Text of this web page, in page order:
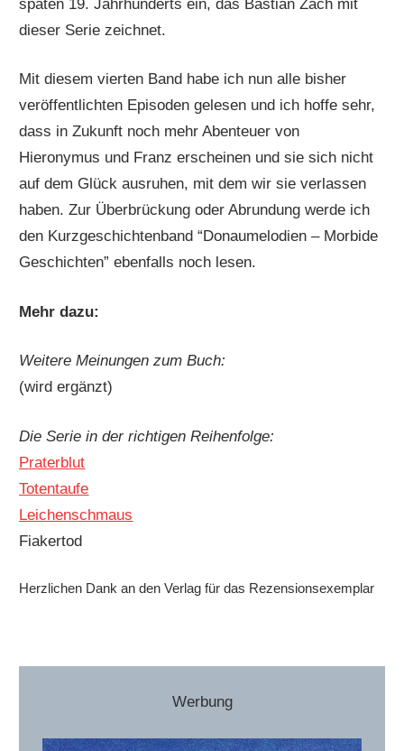
späten 19. Jahrhunderts ein, das Bastian Zach mit
dieser Serie zeichnet.
Mit diesem vierten Band habe ich nun alle bisher
veröffentlichten Episoden gelesen und ich hoffe sehr,
dass in Zukunft noch mehr Abenteuer von
Hieronymus und Franz erscheinen und sie sich nicht
auf dem Glück ausruhen, mit dem wir sie verlassen
haben. Zur Überbrückung oder Abrundung werde ich
den Kurzgeschichtenband “Donaumelodien – Morbide
Geschichten” ebenfalls noch lesen.
Mehr dazu:
Weitere Meinungen zum Buch:
(wird ergänzt)
Die Serie in der richtigen Reihenfolge:
Praterblut
Totentaufe
Leichenschmaus
Fiakertod
Herzlichen Dank an den Verlag für das Rezensionsexemplar
Werbung